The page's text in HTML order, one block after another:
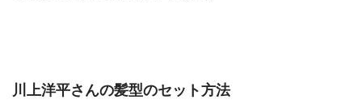
川上洋平さんの髪型のセット方法